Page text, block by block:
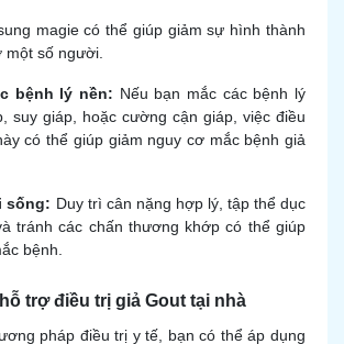
magie có thể giúp giảm sự hình thành
một số người.
bệnh lý nền: Nếu bạn mắc các bệnh lý
suy giáp, hoặc cường cận giáp, việc điều
có thể giúp giảm nguy cơ mắc bệnh giả
sống: Duy trì cân nặng hợp lý, tập thể dục
tránh các chấn thương khớp có thể giúp
bệnh.
trợ điều trị giả Gout tại nhà
pháp điều trị y tế, bạn có thể áp dụng